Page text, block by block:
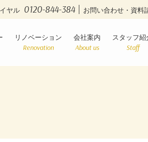
ヤル 0120-844-384 お問い合わせ・資料
リノベーション
Renovation
会社案内
About us
スタッフ紹
Staff